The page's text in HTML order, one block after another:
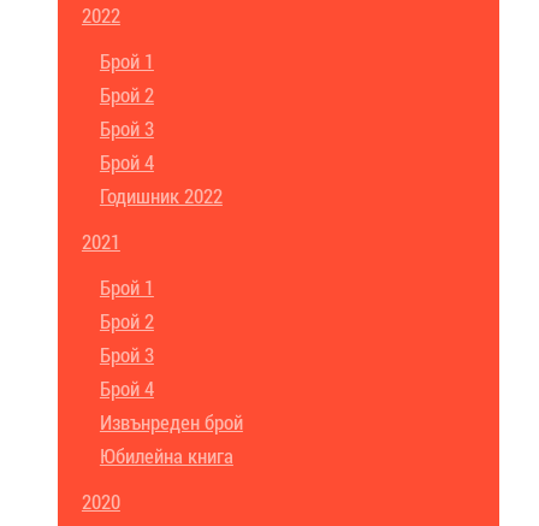
2022
Брой 1
Брой 2
Брой 3
Брой 4
Годишник 2022
2021
Брой 1
Брой 2
Брой 3
Брой 4
Извънреден брой
Юбилейна книга
2020